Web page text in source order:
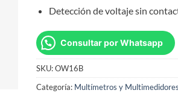
Detección de voltaje sin
Consultar por Whatsapp
SKU:OW16B
Categoría: Multímetros y